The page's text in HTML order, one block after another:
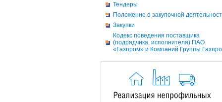
Тендеры
Положение о закупочной
Закупки
Кодекс поведения поставщика
(подрядчика, исполнителя) ПАО
«Газпром» и Компаний Группы